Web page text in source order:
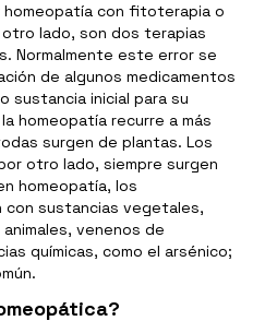
homeopatía con fitoterapia o
lado, son dos terapias
Normalmente este error se
de algunos medicamentos
sustancia inicial para su
homeopatía recurre a más
surgen de plantas. Los
otro lado, siempre surgen
homeopatía, los
con sustancias vegetales,
venenos de
químicas, como el arsénico;